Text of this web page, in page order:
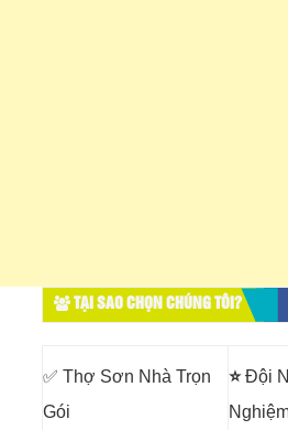
TẠI SAO CHỌN CHÚNG TÔI?
✅ Thợ Sơn Nhà Trọn
Gói
⭐Đội